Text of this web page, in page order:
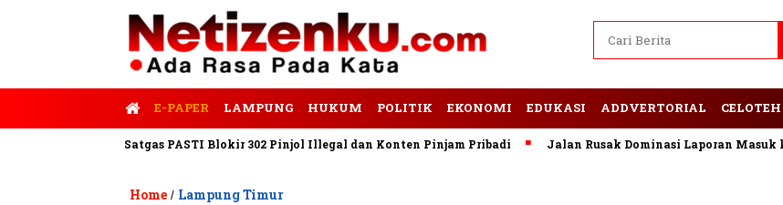
E-PAPER LAMPUNG HUKUM POLITIK EKONOMI EDUKASI ADDVERTORIAL CELOTEH
Satgas PASTI Blokir 302 Pinjol Illegal dan Konten Pinjam Pribadi Jalan Rusak Dominasi Laporan Masuk ke
Home / Lampung Timur